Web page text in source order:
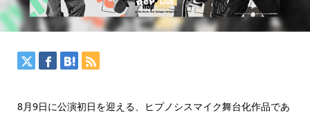
8月9日に公演初日を迎える、ヒプノシスマイク舞台化作品であ